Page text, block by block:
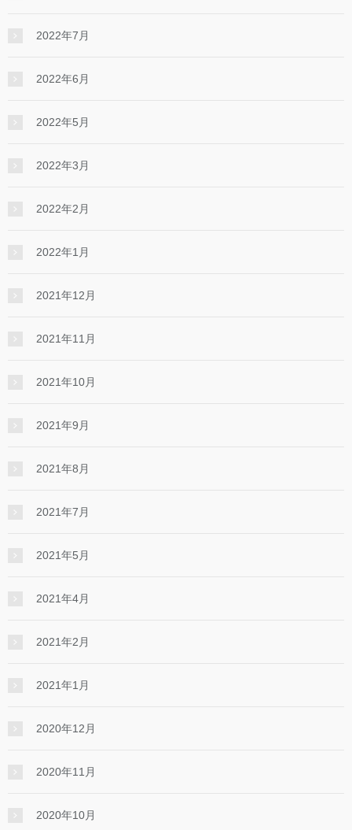
2022年7月
2022年6月
2022年5月
2022年3月
2022年2月
2022年1月
2021年12月
2021年11月
2021年10月
2021年9月
2021年8月
2021年7月
2021年5月
2021年4月
2021年2月
2021年1月
2020年12月
2020年11月
2020年10月